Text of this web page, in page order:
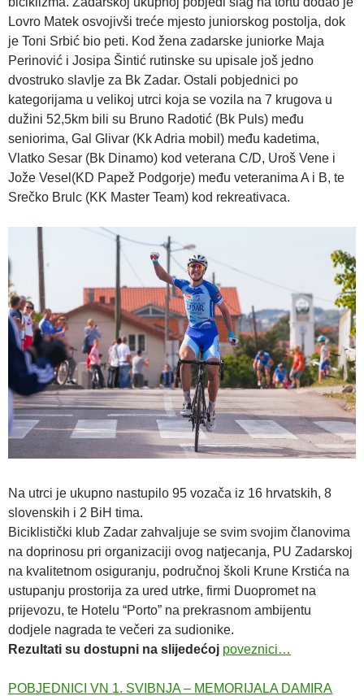
Lovro Matek osvojivši treće mjesto juniorskog postolja, dok
je Toni Srbić bio peti. Kod žena zadarske juniorke Maja
Perinović i Josipa Šintić rutinske su upisale još jedno
dvostruko slavlje za Bk Zadar. Ostali pobjednici po
kategorijama u velikoj utrci koja se vozila na 7 krugova u
dužini 52,5km bili su Bruno Radotić (Bk Puls) među
seniorima, Gal Glivar (Kk Adria mobil) među kadetima,
Vlatko Sesar (Bk Dinamo) kod veterana C/D, Uroš Vene i
Jože Vesel(KD Papež Podgorje) među veteranima A i B, te
Srečko Brulc (KK Master Team) kod rekreativaca.
Na utrci je ukupno nastupilo 95 vozača iz 16 hrvatskih, 8
slovenskih i 2 BiH tima.
Biciklistički klub Zadar zahvaljuje se svim svojim članovima
na doprinosu pri organizaciji ovog natjecanja, PU Zadarskoj
na kvalitetnom osiguranju, područnoj školi Krune Krstića na
ustupanju prostorija za ured utrke, firmi Duopromet na
prijevozu, te Hotelu “Porto” na prekrasnom ambijentu
dodjele nagrada te večeri za sudionike.
Rezultati su dostupni na slijedećoj poveznici…
POBJEDNICI VN 1. SVIBNJA – MEMORIJALA DAMIRA